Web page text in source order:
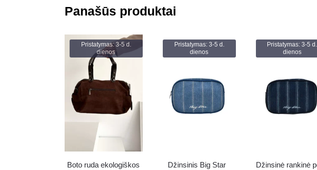
Panašūs produktai
Pristatymas: 3-5 d.
dienos
Boto ruda ekologiškos
Pristatymas: 3-5 d.
dienos
Džinsinis Big Star
Pristatymas: 3-5 d.
dienos
Džinsinė rankinė